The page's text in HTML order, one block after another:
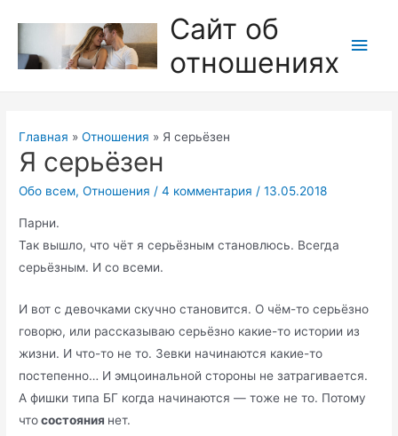
содержимому
Сайт об
отношениях
Главная Отношения Я серьёзен
Я серьёзен
Обо всем,Отношения /4 комментария /13.05.2018
Парни.
Так вышло, что чёт я серьёзным становлюсь. Всегда
серьёзным. И со всеми.
И вот с девочками скучно становится. О чём-то серьёзно
говорю, или рассказываю серьёзно какие-то истории из
жизни. И что-то не то. Зевки начинаются какие-то
постепенно… И эмцоинальной стороны не затрагивается.
А фишки типа БГ когда начинаются — тоже не то. Потому
чтосостояния нет.